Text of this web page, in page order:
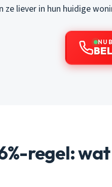
ze liever in hun huidige
NU
regel: